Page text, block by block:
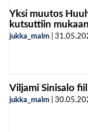
Yksi muutos
kutsuttiin mukaan
jukka_malm
Viljami Sinisalo
jukka_malm